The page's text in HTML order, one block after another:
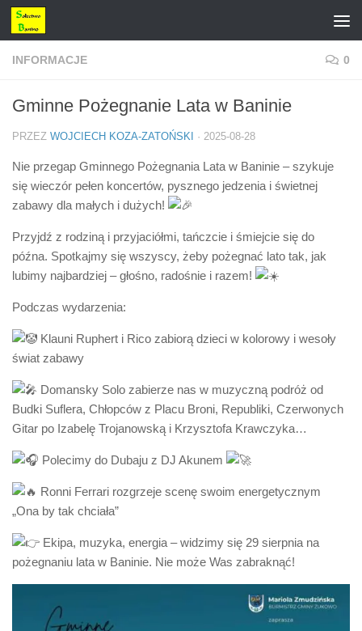
Przejdź do treści
INFORMACJE 0
Gminne Pożegnanie Lata w Baninie
PRZEZ WOJCIECH KOZA-ZATOŃSKI · 2025-08-28
Nie przegap Gminnego Pożegnania Lata w Baninie – szykuje
się wieczór pełen koncertów, pysznego jedzenia i świetnej
zabawy dla małych i dużych!
Przyjdź z rodziną i przyjaciółmi, tańczcie i śmiejcie się do
późna. Spotkajmy się wszyscy, żeby pożegnać lato tak, jak
lubimy najbardziej – głośno, radośnie i razem!
Podczas wydarzenia:
Klauni Ruphert i Rico zabiorą dzieci w kolorowy i wesoły
świat zabawy
Domansky Solo zabierze nas w muzyczną podróż od
Budki Suflera, Chłopców z Placu Broni, Republiki, Czerwonych
Gitar po Izabelę Trojanowską i Krzysztofa Krawczyka…
Polecimy do Dubaju z DJ Akunem
Ronni Ferrari rozgrzeje scenę swoim energetycznym
„Ona by tak chciała”
Ekipa, muzyka, energia – widzimy się 29 sierpnia na
pożegnaniu lata w Baninie. Nie może Was zabraknąć!